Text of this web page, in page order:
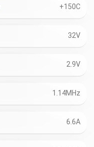
+150C
32V
2.9V
1.14MHz
6.6A